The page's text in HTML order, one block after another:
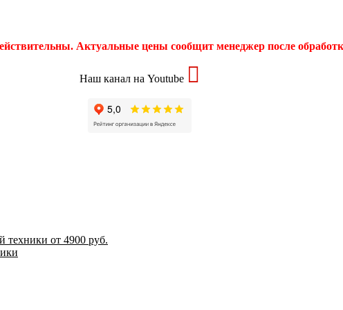
Актуальные цены сообщит менеджер после
Наш канал на Youtube
техники от 4900 руб.